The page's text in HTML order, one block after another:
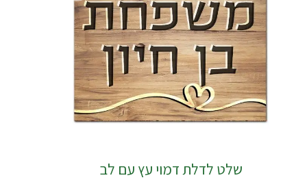
שלט לדלת דמוי עץ עם לב